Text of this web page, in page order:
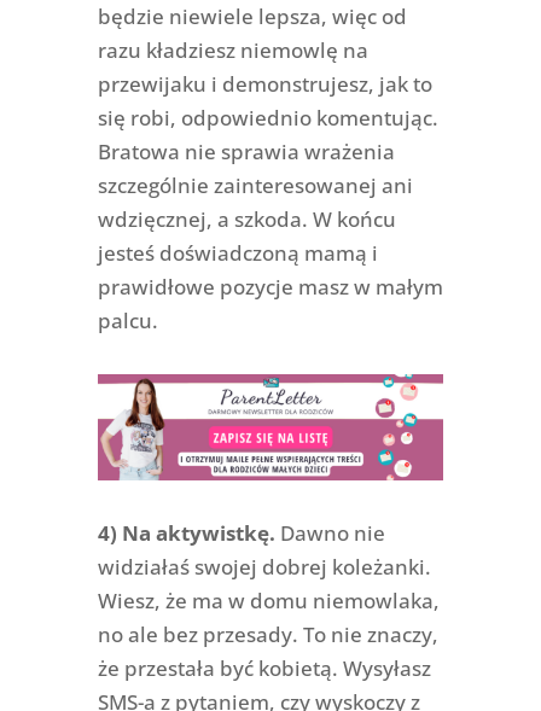
będzie niewiele lepsza, więc od
razu kładziesz niemowlę na
przewijaku i demonstrujesz, jak to
się robi, odpowiednio komentując.
Bratowa nie sprawia wrażenia
szczególnie zainteresowanej ani
wdzięcznej, a szkoda. W końcu
jesteś doświadczoną mamą i
prawidłowe pozycje masz w małym
palcu.
4) Na aktywistkę. Dawno nie
widziałaś swojej dobrej koleżanki.
Wiesz, że ma w domu niemowlaka,
no ale bez przesady. To nie znaczy,
że przestała być kobietą. Wysyłasz
SMS-a z pytaniem, czy wyskoczy z